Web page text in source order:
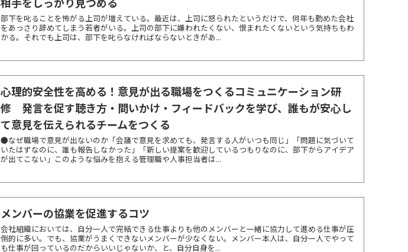
部下を叱ることを怖がる上司が増えている。最近は、上司に怒られたというだけで、何年も勤めた会社
をあっさり辞めてしまう若者がいる。上司の部下に嫌われたくない、恨まれたくないという気持ちもわ
かる。それでも上司は、部下を叱らなければならないときがあ...
心理的安全性を高める！意見が出る職場をつくるコミュニケーション研
修 発言を促す聴き方・問いかけ・フィードバックを学び、誰もが安心し
て意見を伝えられるチームをつくる
●なぜ職場で意見が出ないのか「会議で意見を求めても、発言する人がいつも同じ」「問題に気づいて
いたはずなのに、誰も報告しなかった」「新しい提案を歓迎しているつもりなのに、部下からアイデア
が出てこない」このような悩みを抱える管理職や人事担当者は...
メンバーの協業を促進するコツ
会社組織においては、自分一人で完結できる仕事よりも他のメンバーと一緒に協力して進める仕事が圧
倒的に多い。でも、協業がうまくできないメンバーが少なくない。メンバー本人は、自分一人でやって
も仕事が回っているのだからいいじゃないか、と、自分自身を...